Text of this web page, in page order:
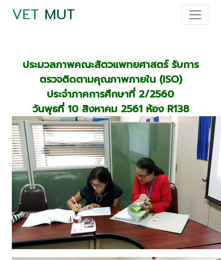
VET MUT
ประมวลภาพคณะสัตวแพทยศาสตร์ รับการ
ตรวจติดตามคุณภาพภายใน (ISO)
ประจำภาคการศึกษาที่ 2/2560
วันพุธที่ 10 สิงหาคม 2561 ห้อง R138